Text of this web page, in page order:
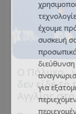
Ο Πάλμερ...
δεν είδε
Αγγλίας
έχουμε
συσκευή
για